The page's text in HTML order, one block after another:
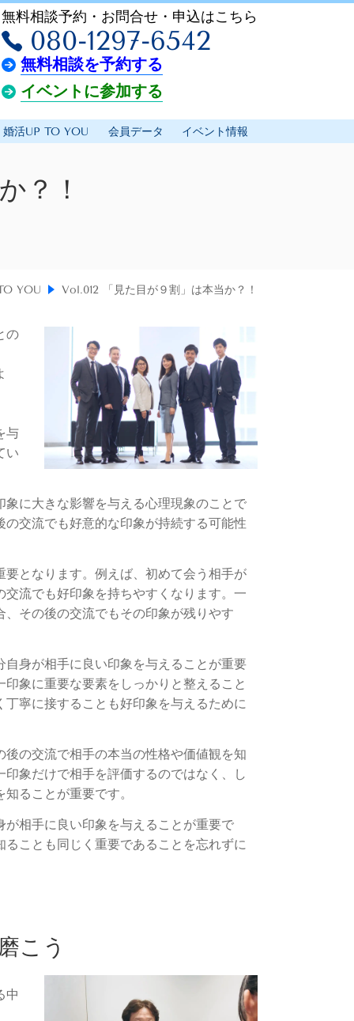
無料相談予約・お問合せ・申込はこちら
080-1297-6542
無料相談を予約する
イベントに参加する
婚活UP TO YOU 会員データ イベント情報
？！
YOU Vol.012 「見た目が９割」は本当か？！
の
与
い
に大きな影響を与える心理現象のことで
交流でも好意的な印象が持続する可能性
となります。例えば、初めて会う相手が
流でも好印象を持ちやすくなります。一
その後の交流でもその印象が残りやす
身が相手に良い印象を与えることが重要
象に重要な要素をしっかりと整えること
寧に接することも好印象を与えるために
の交流で相手の本当の性格や価値観を知
象だけで相手を評価するのではなく、し
ることが重要です。
相手に良い印象を与えることが重要で
ことも同じく重要であることを忘れずに
こう
中